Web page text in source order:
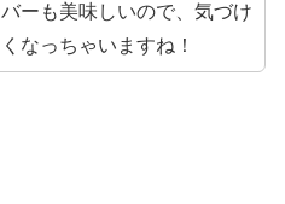
ーも美味しいので、気づけ
なっちゃいますね！